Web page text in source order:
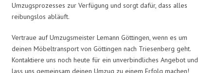
Umzugsprozesses zur Verfügung und sorgt dafür, dass alles
reibungslos abläuft.
Vertraue auf Umzugsmeister Lemann Göttingen, wenn es um
deinen Möbeltransport von Göttingen nach Triesenberg geht.
Kontaktiere uns noch heute für ein unverbindliches Angebot und
lass uns gemeinsam deinen Umzug zu einem Erfolg machen!